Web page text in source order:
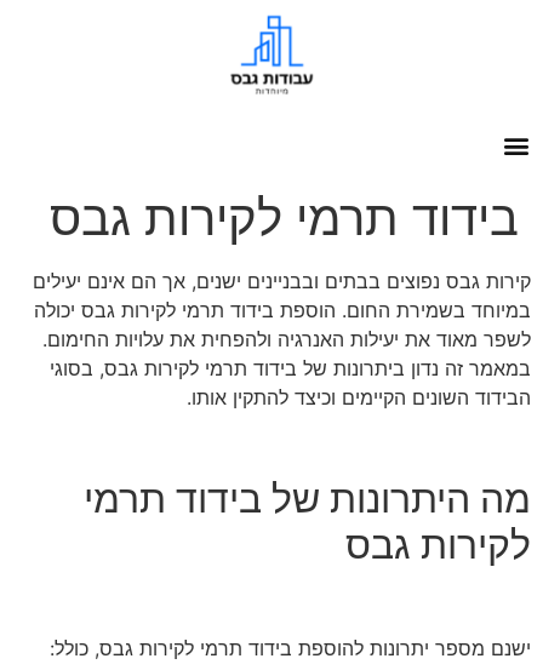
בידוד תרמי לקירות גבס
קירות גבס נפוצים בבתים ובבניינים ישנים, אך הם אינם יעילים
במיוחד בשמירת החום. הוספת בידוד תרמי לקירות גבס יכולה
לשפר מאוד את יעילות האנרגיה ולהפחית את עלויות החימום.
במאמר זה נדון ביתרונות של בידוד תרמי לקירות גבס, בסוגי
הבידוד השונים הקיימים וכיצד להתקין אותו.
מה היתרונות של בידוד תרמי
לקירות גבס
ישנם מספר יתרונות להוספת בידוד תרמי לקירות גבס, כולל: